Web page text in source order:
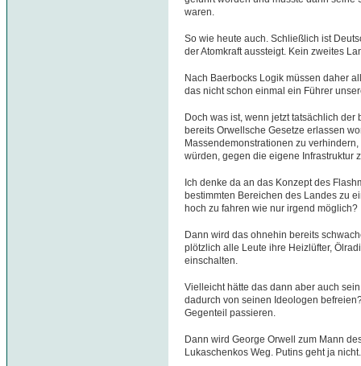
waren.
So wie heute auch. Schließlich ist
der Atomkraft aussteigt. Kein zweites
Nach Baerbocks Logik müssen daher
das nicht schon einmal ein Führer
Doch was ist, wenn jetzt tatsächlich
bereits Orwellsche Gesetze erlassen
Massendemonstrationen zu
würden, gegen die eigene Infrastruktur
Ich denke da an das Konzept des
bestimmten Bereichen des Landes zu
hoch zu fahren wie nur irgend möglich?
Dann wird das ohnehin bereits
plötzlich alle Leute ihre Heizlüfter,
einschalten.
Vielleicht hätte das dann aber auch
dadurch von seinen Ideologen
Gegenteil passieren.
Dann wird George Orwell zum Mann
Lukaschenkos Weg. Putins geht ja